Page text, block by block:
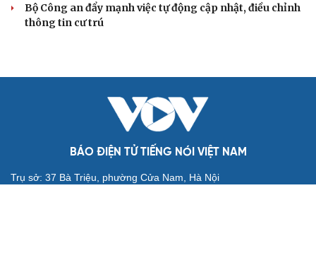
Vụ gian lận thi tại Tuyên Quang: Khởi tố thêm 2 người,
nâng tổng số lên 29 bị can